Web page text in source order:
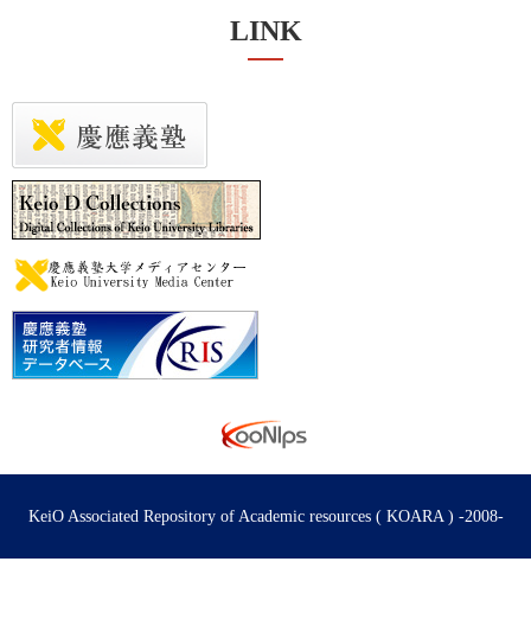
LINK
KeiO Associated Repository of Academic resources ( KOARA ) -2008-